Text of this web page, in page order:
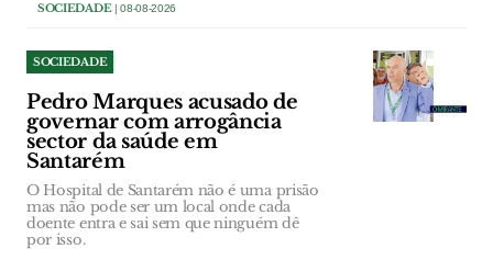
SOCIEDADE| 08-08-2026
SOCIEDADE
Pedro Marques acusado de
governar com arrogância
sector da saúde em
Santarém
O Hospital de Santarém não é uma prisão
mas não pode ser um local onde cada
doente entra e sai sem que ninguém dê
por isso.